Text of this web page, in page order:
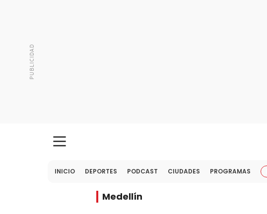
INICIO DEPORTES PODCAST CIUDADES PROGRAMAS
Medellín